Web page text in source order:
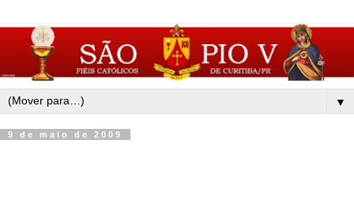
▼
9 de maio de 2009